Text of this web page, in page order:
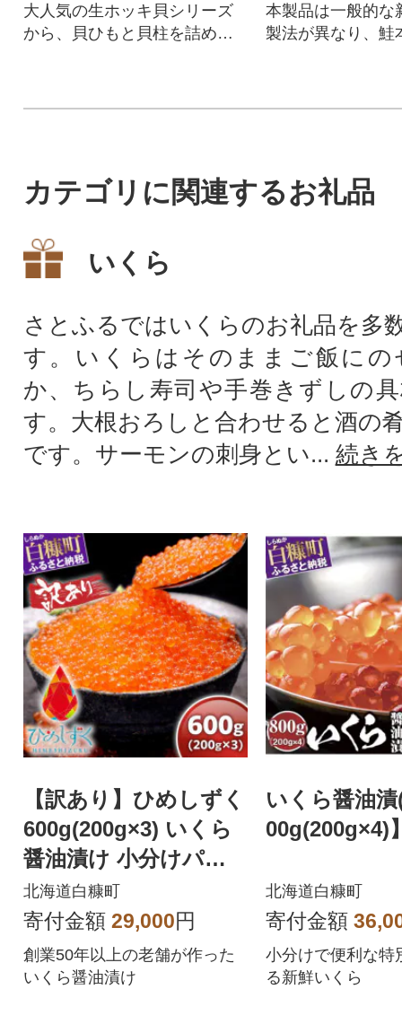
大人気の生ホッキ貝シリーズ
から、貝ひもと貝柱を詰め合
本製品は一般的な
製法が異なり、鮭
カテゴリに関連するお礼品
いくら
さとふるではいくらのお礼品を多
す。いくらはそのままご飯にの
か、ちらし寿司や手巻きずしの
す。大根おろしと合わせると酒の
です。サーモンの刺身とい... 続き
【訳あり】ひめしずく
600g(200g×3) いくら
醤油漬け 小分けパッ
ク
北海道白糠町
寄付金額 29,000円
創業50年以上の老舗が作った
いくら醤油漬け
いくら醤油
00g(200g×4)
北海道白糠町
寄付金額
小分けで便利な特
る新鮮いくら